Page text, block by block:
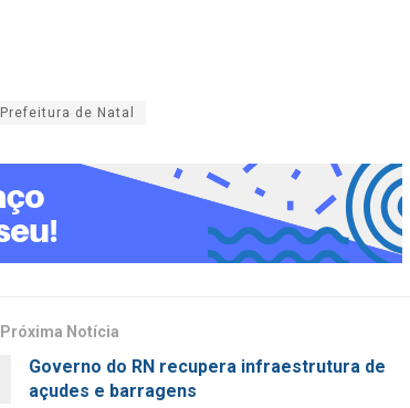
Prefeitura de Natal
Próxima Notícia
Governo do RN recupera infraestrutura de
açudes e barragens